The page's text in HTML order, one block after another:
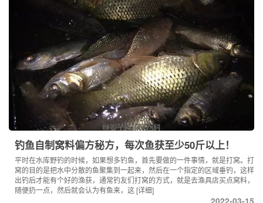
钓鱼自制窝料偏方秘方，每次鱼获至少50斤以上！
平时在水库野钓的时候，如果想多钓鱼，首先要做的一件事情，就是打窝。打
窝的目的是把水中分散的鱼聚集到一起来，然后在一个指定的区域垂钓，这样
出钓后才能有个好的渔获，通常钓友们打窝的方式，就是去渔具店买点窝料，
随便扔一点，然后就会认为有鱼来，这[详细]
2022-03-15